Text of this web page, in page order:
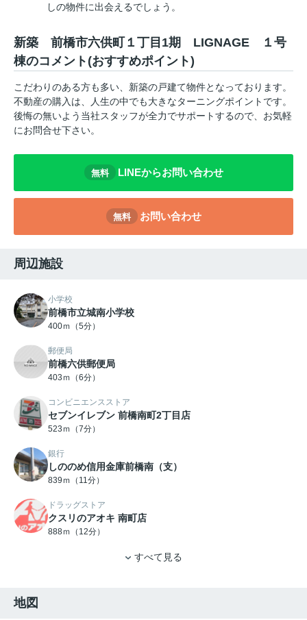
しの物件に出会えるでしょう。
新築 前橋市六供町１丁目1期 LIGNAGE １号
棟のコメント(おすすめポイント)
こだわりのある方も多い、新築の戸建て物件となっております。
不動産の購入は、人生の中でも大きなターニングポイントです。
後悔の無いよう当社スタッフが全力でサポートするので、お気軽
にお問合せ下さい。
無料 LINEからお問い合わせ
無料 お問い合わせ
周辺施設
小学校
前橋市立城南小学校
400ｍ（5分）
郵便局
前橋六供郵便局
403ｍ（6分）
コンビニエンスストア
セブンイレブン 前橋南町2丁目店
523ｍ（7分）
銀行
しののめ信用金庫前橋南（支）
839ｍ（11分）
ドラッグストア
クスリのアオキ 南町店
888ｍ（12分）
すべて見る
地図